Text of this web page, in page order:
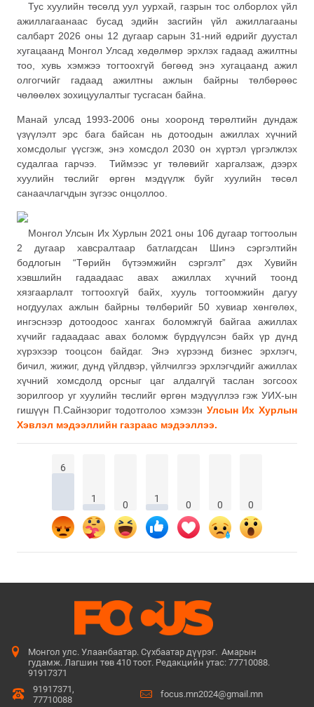
Тус хуулийн төсөлд уул уурхай, газрын тос олборлох үйл
ажиллагаанаас бусад эдийн засгийн үйл ажиллагааны
салбарт 2026 оны 12 дугаар сарын 31-ний өдрийг дуустал
хугацаанд Монгол Улсад хөдөлмөр эрхлэх гадаад ажилтны
тоо, хувь хэмжээ тогтоохгүй бөгөөд энэ хугацаанд ажил
олгогчийг гадаад ажилтны ажлын байрны төлбөрөөс
чөлөөлөх зохицуулалтыг тусгасан байна.
Манай улсад 1993-2006 оны хооронд төрөлтийн дундаж
үзүүлэлт эрс бага байсан нь дотоодын ажиллах хүчний
хомсдолыг үүсгэж, энэ хомсдол 2030 он хүртэл үргэлжлэх
судалгаа гарчээ. Тиймээс уг төлөвийг харгалзаж, дээрх
хуулийн төслийг өргөн мэдүүлж буйг хуулийн төсөл
санаачлагчдын зүгээс онцоллоо.
Монгол Улсын Их Хурлын 2021 оны 106 дугаар тогтоолын
2 дугаар хавсралтаар батлагдсан Шинэ сэргэлтийн
бодлогын “Төрийн бүтээмжийн сэргэлт” дэх Хувийн
хэвшлийн гадаадаас авах ажиллах хүчний тоонд
хязгаарлалт тогтоохгүй байх, хууль тогтоомжийн дагуу
ногдуулах ажлын байрны төлбөрийг 50 хувиар хөнгөлөх,
ингэснээр дотоодоос хангах боломжгүй байгаа ажиллах
хүчийг гадаадаас авах боломж бүрдүүлсэн байх үр дүнд
хүрэхээр тооцсон байдаг. Энэ хүрээнд бизнес эрхлэгч,
бичил, жижиг, дунд үйлдвэр, үйлчилгээ эрхлэгчдийг ажиллах
хүчний хомсдолд орсныг цаг алдалгүй таслан зогсоох
зорилгоор уг хуулийн төслийг өргөн мэдүүллээ гэж УИХ-ын
гишүүн П.Сайнзориг тодотголоо хэмээн Улсын Их Хурлын
Хэвлэл мэдээллийн газраас мэдээллээ.
6
1
0
1
0 0 0
Монгол улс. Улаанбаатар. Сүхбаатар дүүрэг. Амарын
гудамж. Лагшин төв 410 тоот. Редакцийн утас: 77710088.
91917371
91917371,
77710088
focus.mn2024@gmail.mn